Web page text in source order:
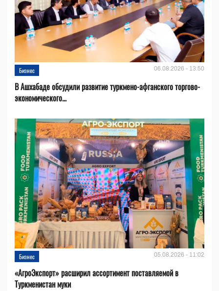
Бизнес 06.08.2026 - 13:50
В Ашхабаде обсудили развитие туркмено-афганского торгово-
экономического...
Бизнес 05.08.2026 - 11:02
«АгроЭкспорт» расширил ассортимент поставляемой в
Туркменистан муки